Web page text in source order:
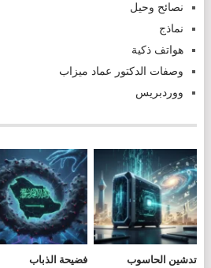
نصائح وحيل
نماذج
هواتف ذكية
وصفات الدكتور عماد ميزاب
ووردبريس
تدشين الحاسوب فضيحة الذباب